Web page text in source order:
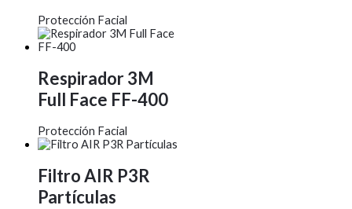
Protección Facial
Respirador 3M
Full Face FF-400
Protección Facial
Filtro AIR P3R
Partículas